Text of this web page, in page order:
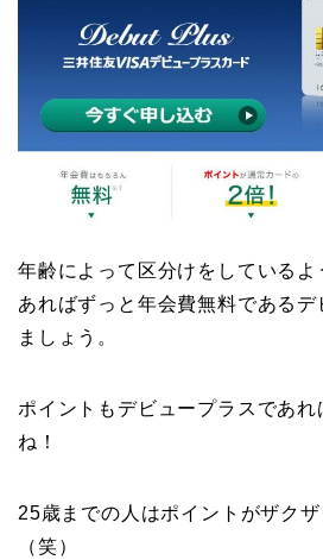
年齢によって区分けをしている
あればずっと年会費無料である
ましょう。
ポイントもデビュープラスであれ
ね！
25歳までの人はポイントがザク
（笑）